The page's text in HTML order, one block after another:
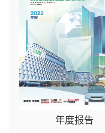
年度报告